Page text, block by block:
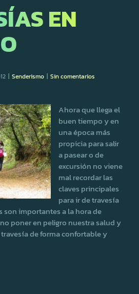
EN
| Senderismo | Sin comentarios
Ahora que llega el
buen tiempo y en
una época más
propicia para salir
a pasear o de
excursión no viene
mal recordar las
claves principales
para ir de travesía
son importantes a la hora de
poner en peligro nuestra salud y
de forma confortable y